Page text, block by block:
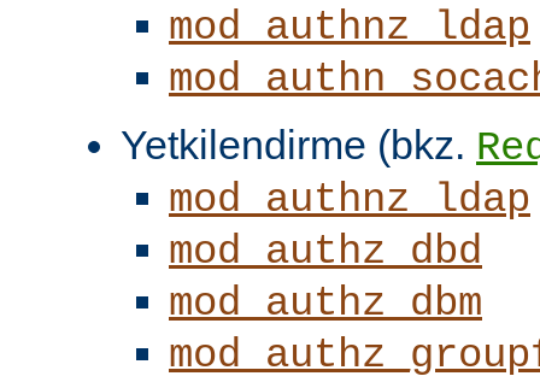
mod_authnz_ldap
Yetkilendirme (bkz.
mod_authnz_ldap
mod_authz_dbd
mod_authz_dbm